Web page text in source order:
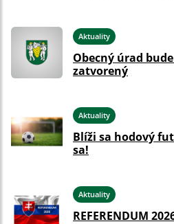
Aktuality
Obecný úrad
zatvorený
Aktuality
Blíži sa hodový
sa!
Aktuality
REFERENDUM